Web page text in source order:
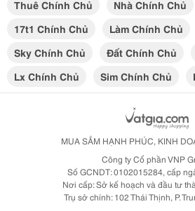
Thuê Chính Chủ
Nhà Chính Chủ
17t1 Chính Chủ
Làm Chính Chủ
Sky Chính Chủ
Đất Chính Chủ
Lx Chính Chủ
Sim Chính Chủ
MUA SẮM HẠNH PHÚC, KINH
Công ty Cổ phần VNP
Số GCNDT: 0102015284, cấp
Nơi cấp: Sở kế hoạch và đầu tư
Trụ sở chính: 102 Thái Thịnh, P.